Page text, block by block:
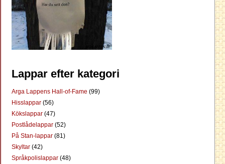
Lappar efter kategori
Arga Lappens Hall-of-Fame (99)
Hisslappar (56)
Kökslappar (47)
Postlådelappar (52)
På Stan-lappar (81)
Skyltar (42)
Språkpolislappar (48)